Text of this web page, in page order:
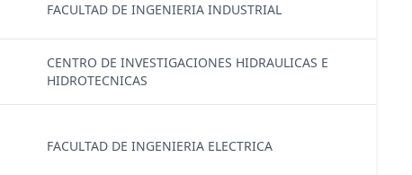
FACULTAD DE INGENIERIA INDUSTRIAL
CENTRO DE INVESTIGACIONES HIDRAULICAS E
HIDROTECNICAS
FACULTAD DE INGENIERIA ELECTRICA